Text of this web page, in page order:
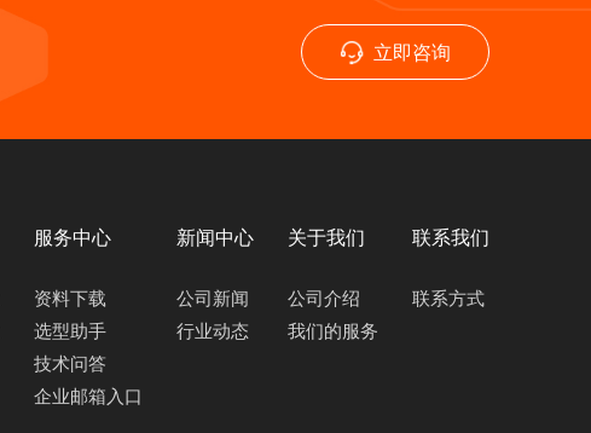
立即咨询
服务中心
资料下载
选型助手
技术问答
企业邮箱入口
新闻中心
公司新闻
行业动态
关于我们
公司介绍
我们的服务
联系我们
联系方式